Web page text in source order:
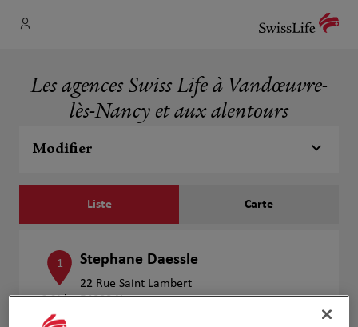
Les agences Swiss Life à Vandœuvre-
lès-Nancy et aux alentours
Modifier
Liste Carte
1
3.01 km
Stephane Daessle
22 Rue Saint Lambert
54000 Nancy